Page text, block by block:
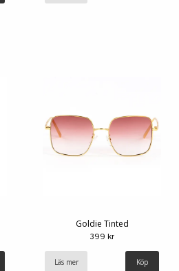
Goldie Tinted
399 kr
Läs mer Köp